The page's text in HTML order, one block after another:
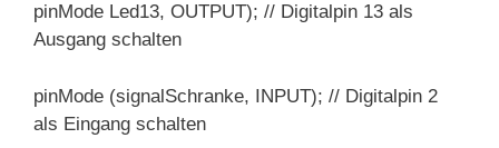
pinMode Led13, OUTPUT); // Digitalpin 13 als
Ausgang schalten
pinMode (signalSchranke, INPUT); // Digitalpin 2
als Eingang schalten